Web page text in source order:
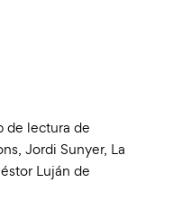
de lectura de
, Jordi Sunyer, La
Luján de